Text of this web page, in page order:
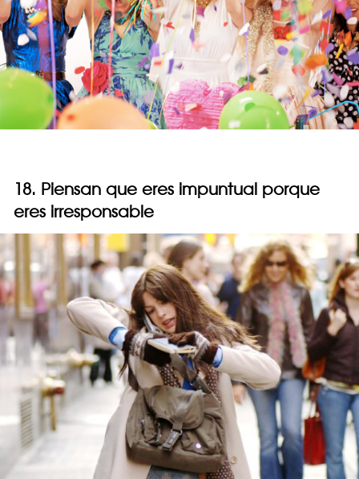
18. Piensan que eres impuntual porque
eres irresponsable